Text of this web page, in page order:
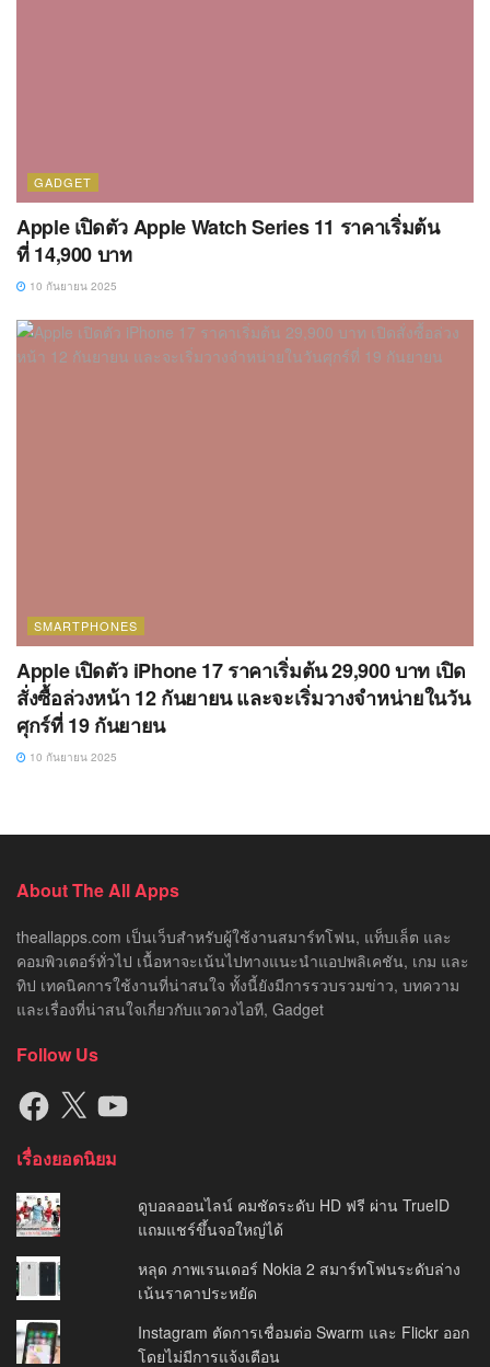
GADGET
Apple เปิดตัว Apple Watch Series 11 ราคาเริ่มต้น
ที่ 14,900 บาท
10 กันยายน 2025
SMARTPHONES
Apple เปิดตัว iPhone 17 ราคาเริ่มต้น 29,900 บาท เปิด
สั่งซื้อล่วงหน้า 12 กันยายน และจะเริ่มวางจำหน่ายในวัน
ศุกร์ที่ 19 กันยายน
10 กันยายน 2025
About The All Apps
theallapps.com เป็นเว็บสำหรับผู้ใช้งานสมาร์ทโฟน, แท็บเล็ต และ
คอมพิวเตอร์ทั่วไป เนื้อหาจะเน้นไปทางแนะนำแอปพลิเคชัน, เกม และ
ทิป เทคนิคการใช้งานที่น่าสนใจ ทั้งนี้ยังมีการรวบรวมข่าว, บทความ
และเรื่องที่น่าสนใจเกี่ยวกับแวดวงไอที, Gadget
Follow Us
Facebook
X YouTube
เรื่องยอดนิยม
ดูบอลออนไลน์ คมชัดระดับ HD ฟรี ผ่าน TrueID
แถมแชร์ขึ้นจอใหญ่ได้
หลุด ภาพเรนเดอร์ Nokia 2 สมาร์ทโฟนระดับล่าง
เน้นราคาประหยัด
Instagram ตัดการเชื่อมต่อ Swarm และ Flickr ออก
โดยไม่มีการแจ้งเตือน